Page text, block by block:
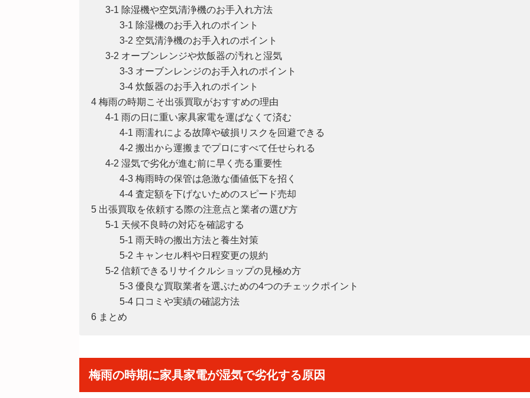
3-1 除湿機や空気清浄機のお手入れ方法
3-1 除湿機のお手入れのポイント
3-2 空気清浄機のお手入れのポイント
3-2 オーブンレンジや炊飯器の汚れと湿気
3-3 オーブンレンジのお手入れのポイント
3-4 炊飯器のお手入れのポイント
4 梅雨の時期こそ出張買取がおすすめの理由
4-1 雨の日に重い家具家電を運ばなくて済む
4-1 雨濡れによる故障や破損リスクを回避できる
4-2 搬出から運搬までプロにすべて任せられる
4-2 湿気で劣化が進む前に早く売る重要性
4-3 梅雨時の保管は急激な価値低下を招く
4-4 査定額を下げないためのスピード売却
5 出張買取を依頼する際の注意点と業者の選び方
5-1 天候不良時の対応を確認する
5-1 雨天時の搬出方法と養生対策
5-2 キャンセル料や日程変更の規約
5-2 信頼できるリサイクルショップの見極め方
5-3 優良な買取業者を選ぶための4つのチェックポイント
5-4 口コミや実績の確認方法
6 まとめ
梅雨の時期に家具家電が湿気で劣化する原因